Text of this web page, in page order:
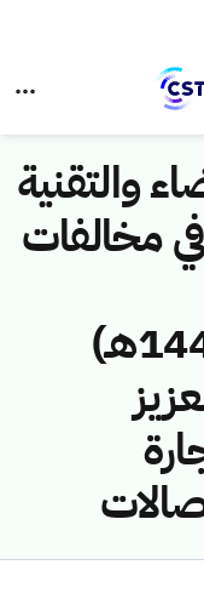
والتقنية
مخالفات
(41743014/ق/1443هـ)